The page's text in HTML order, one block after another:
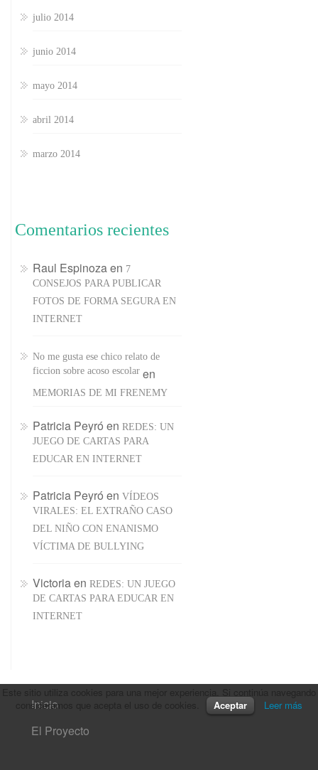
julio 2014
junio 2014
mayo 2014
abril 2014
marzo 2014
Comentarios recientes
Raul Espinozaen 7
CONSEJOS PARA PUBLICAR
FOTOS DE FORMA SEGURA EN
INTERNET
No me gusta ese chico relato de
ficcion sobre acoso escolaren
MEMORIAS DE MI FRENEMY
Patricia Peyró en REDES: UN
JUEGO DE CARTAS PARA
EDUCAR EN INTERNET
Patricia Peyró en VÍDEOS
VIRALES: EL EXTRAÑO CASO
DEL NIÑO CON ENANISMO
VÍCTIMA DE BULLYING
Victoriaen REDES: UN JUEGO
DE CARTAS PARA EDUCAR EN
INTERNET
Inicio
El Proyecto
consideramos que acepta el uso de cookies.
Aceptar Leer más